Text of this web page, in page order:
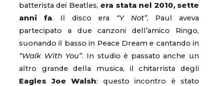
batterista dei Beatles, era stata nel 2010, sette
anni fa. Il disco era “Y Not”, Paul aveva
partecipato a due canzoni dell’amico Ringo,
suonando il basso in Peace Dream e cantando in
“Walk With You”. In studio è passato anche un
altro grande della musica, il chitarrista degli
Eagles Joe Walsh: questo incontro è stato